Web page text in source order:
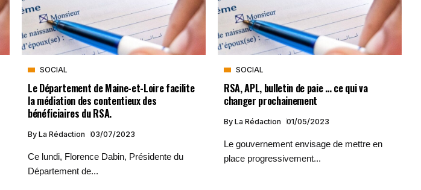
SOCIAL
Le Département de Maine-et-Loire facilite
la médiation des contentieux des
bénéficiaires du RSA.
By La Rédaction 03/07/2023
Ce lundi, Florence Dabin, Présidente du
Département de...
SOCIAL
RSA, APL, bulletin de paie … ce qui va
changer prochainement
By La Rédaction 01/05/2023
Le gouvernement envisage de mettre en
place progressivement...